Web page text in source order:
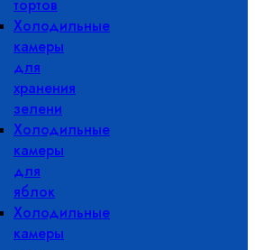
тортов
Холодильные
камеры
для
хранения
зелени
Холодильные
камеры
для
яблок
Холодильные
камеры